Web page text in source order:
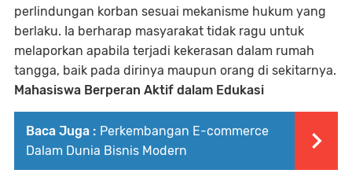
perlindungan korban sesuai mekanisme hukum yang
berlaku. Ia berharap masyarakat tidak ragu untuk
melaporkan apabila terjadi kekerasan dalam rumah
tangga, baik pada dirinya maupun orang di sekitarnya.
Mahasiswa Berperan Aktif dalam Edukasi
Baca Juga : Perkembangan E-commerce
Dalam Dunia Bisnis Modern